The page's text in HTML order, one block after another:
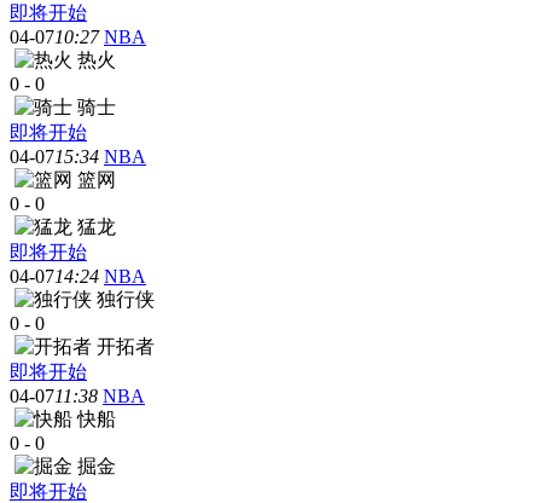
即将开始
04-0710:27 NBA
热火
0 - 0
骑士
即将开始
04-0715:34 NBA
篮网
0 - 0
猛龙
即将开始
04-0714:24 NBA
独行侠
0 - 0
开拓者
即将开始
04-0711:38 NBA
快船
0 - 0
掘金
即将开始